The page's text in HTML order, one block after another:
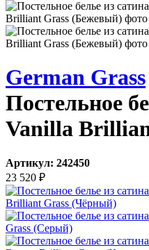
German Grass
Постельное
Vanilla
Артикул: 242450
23 520 ₽